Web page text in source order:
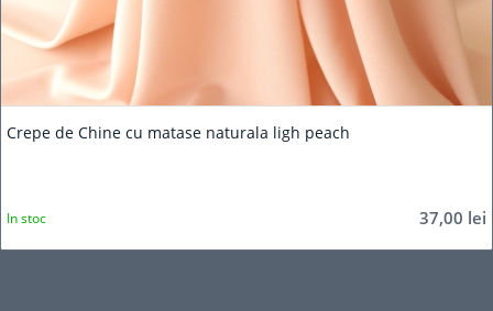
Crepe de Chine cu matase naturala ligh peach
37,00 lei
In stoc